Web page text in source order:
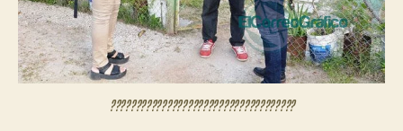
????????????????????????????????????